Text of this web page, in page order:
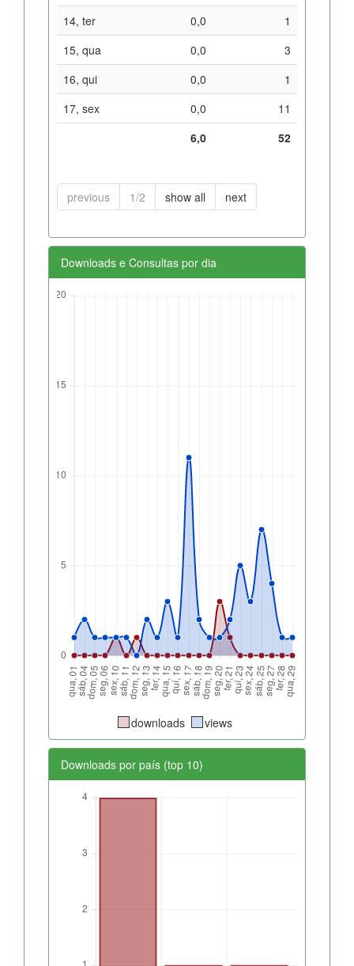
14, ter
0,0
1
15, qua
0,0
3
16, qui
0,0
1
17, sex
0,0
11
6,0
52
previous 1/2 show all next
Downloads e Consultas por dia
downloads views
Downloads por país (top 10)